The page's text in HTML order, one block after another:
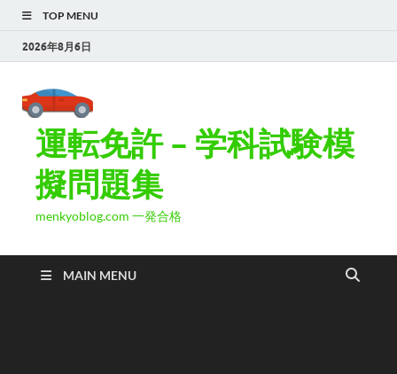
TOP MENU
2026年8月6日
運転免許 – 学科試験模
擬問題集
menkyoblog.com 一発合格
MAIN MENU